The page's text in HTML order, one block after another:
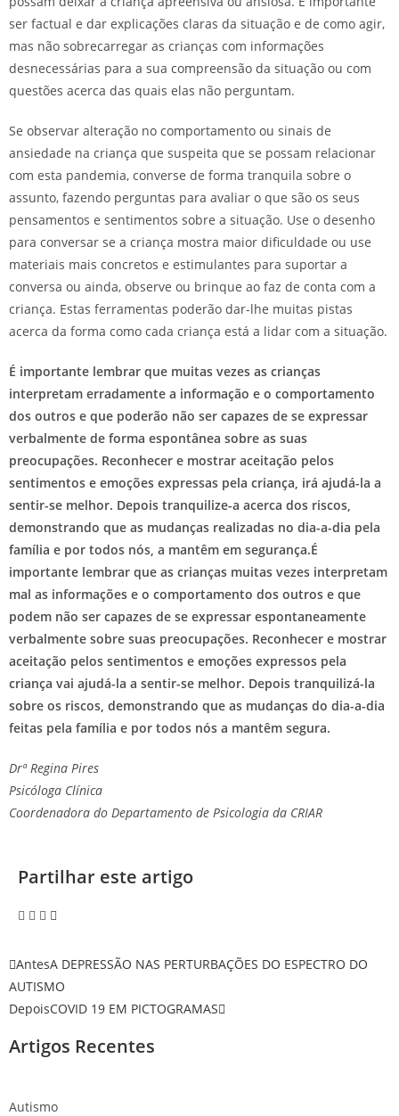
ser factual e dar explicações claras da situação e de como agir,
mas não sobrecarregar as crianças com informações
desnecessárias para a sua compreensão da situação ou com
questões acerca das quais elas não perguntam.
Se observar alteração no comportamento ou sinais de
ansiedade na criança que suspeita que se possam relacionar
com esta pandemia, converse de forma tranquila sobre o
assunto, fazendo perguntas para avaliar o que são os seus
pensamentos e sentimentos sobre a situação. Use o desenho
para conversar se a criança mostra maior dificuldade ou use
materiais mais concretos e estimulantes para suportar a
conversa ou ainda, observe ou brinque ao faz de conta com a
criança. Estas ferramentas poderão dar-lhe muitas pistas
acerca da forma como cada criança está a lidar com a situação.
É importante lembrar que muitas vezes as crianças
interpretam erradamente a informação e o comportamento
dos outros e que poderão não ser capazes de se expressar
verbalmente de forma espontânea sobre as suas
preocupações. Reconhecer e mostrar aceitação pelos
sentimentos e emoções expressas pela criança, irá ajudá-la a
sentir-se melhor. Depois tranquilize-a acerca dos riscos,
demonstrando que as mudanças realizadas no dia-a-dia pela
família e por todos nós, a mantêm em segurança.É
importante lembrar que as crianças muitas vezes interpretam
mal as informações e o comportamento dos outros e que
podem não ser capazes de se expressar espontaneamente
verbalmente sobre suas preocupações. Reconhecer e mostrar
aceitação pelos sentimentos e emoções expressos pela
criança vai ajudá-la a sentir-se melhor. Depois tranquilizá-la
sobre os riscos, demonstrando que as mudanças do dia-a-dia
feitas pela família e por todos nós a mantêm segura.
Drª Regina Pires
Psicóloga Clínica
Coordenadora do Departamento de Psicologia da CRIAR
Partilhar este artigo
AntesA DEPRESSÃO NAS PERTURBAÇÕES DO ESPECTRO DO
AUTISMO
DepoisCOVID 19 EM PICTOGRAMAS
Artigos Recentes
Autismo